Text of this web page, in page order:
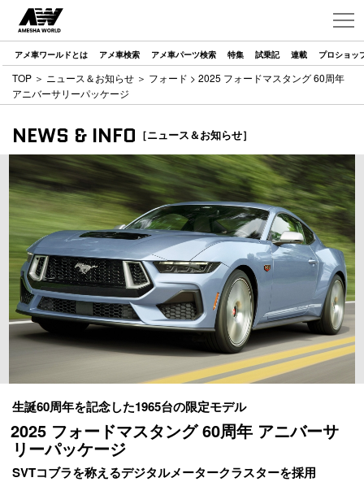
アメ車ワールドとは アメ車検索 アメ車パーツ検索 特集 試乗記 連載 プロショッ
TOP ＞ ニュース＆お知らせ ＞ フォード > 2025 フォードマスタング 60周年
アニバーサリーパッケージ
NEWS & INFO ［ニュース＆お知らせ］
生誕60周年を記念した1965台の限定モデル
2025 フォードマスタング 60周年 アニバーサ
リーパッケージ
SVTコブラを称えるデジタルメータークラスターを採用